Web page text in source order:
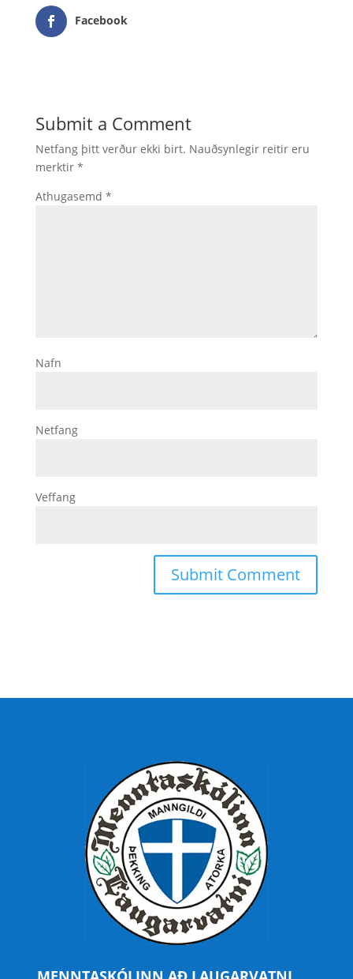
Facebook
Submit a Comment
Netfang þitt verður ekki birt. Nauðsynlegir reitir eru
merktir *
Athugasemd *
Nafn
Netfang
Veffang